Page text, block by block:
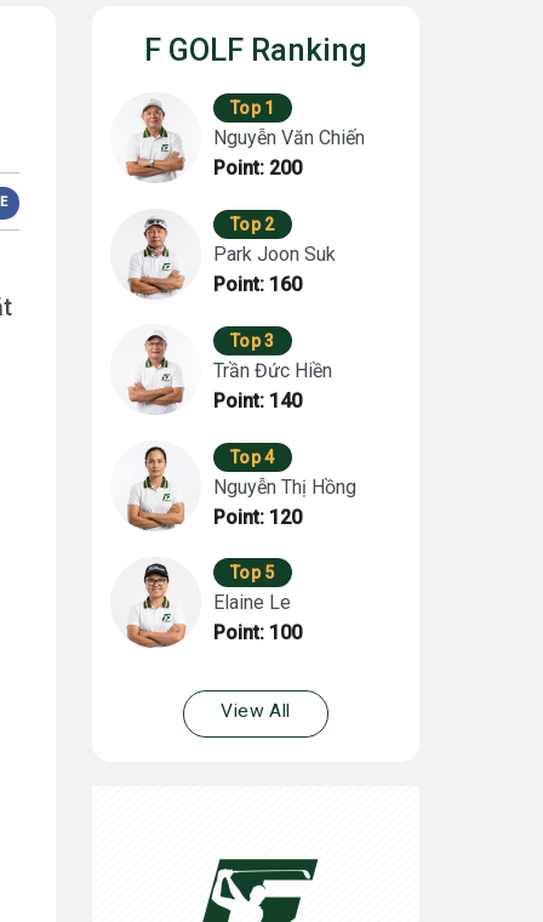
F GOLF Ranking
Top 1
Nguyễn Văn Chiến
Point: 200
Top 2
Park Joon Suk
Point: 160
Top 3
Trần Đức Hiền
Point: 140
Top 4
Nguyễn Thị Hồng
Point: 120
Top 5
Elaine Le
Point: 100
View All